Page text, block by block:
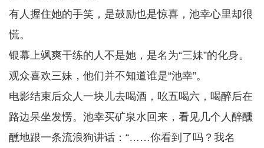
有人握住她的手笑，是鼓励也是惊喜，池幸心里却很
慌。
银幕上飒爽干练的人不是她，是名为“三妹”的化身。
观众喜欢三妹，他们并不知道谁是“池幸”。
电影结束后众人一块儿去喝酒，吆五喝六，喝醉后在
路边呆坐发愣。池幸买矿泉水回来，看见几个人醉醺
醺地跟一条流浪狗讲话：“……你看到了吗？我名